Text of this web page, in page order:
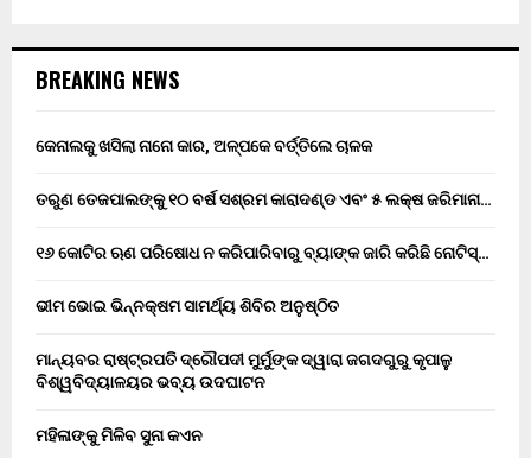
BREAKING NEWS
କେନାଲକୁ ଖସିଲା ନାନୋ କାର, ଅଳ୍ପକେ ବର୍ତ୍ତିଲେ ଚାଳକ
ତରୁଣ ତେଜପାଲଙ୍କୁ ୧୦ ବର୍ଷ ସଶ୍ରମ କାରାଦଣ୍ଡ ଏବଂ ₹୫ ଲକ୍ଷ ଜରିମାନା…
୧୬ କୋଟିର ଋଣ ପରିଷୋଧ ନ କରିପାରିବାରୁ ବ୍ୟାଙ୍କ ଜାରି କରିଛି ନୋଟିସ୍…
ଭୀମ ଭୋଇ ଭିନ୍ନକ୍ଷମ ସାମର୍ଥ୍ୟ ଶିବିର ଅନୁଷ୍ଠିତ
ମାନ୍ୟବର ରାଷ୍ଟ୍ରପତି ଦ୍ରୌପଦୀ ମୁର୍ମୁଙ୍କ ଦ୍ୱାରା ଜଗଦଗୁରୁ କୃପାଳୁ
ବିଶ୍ୱବିଦ୍ୟାଳୟର ଭବ୍ୟ ଉଦଘାଟନ
ମହିଳାଙ୍କୁ ମିଳିବ ସୁନା କଏନ